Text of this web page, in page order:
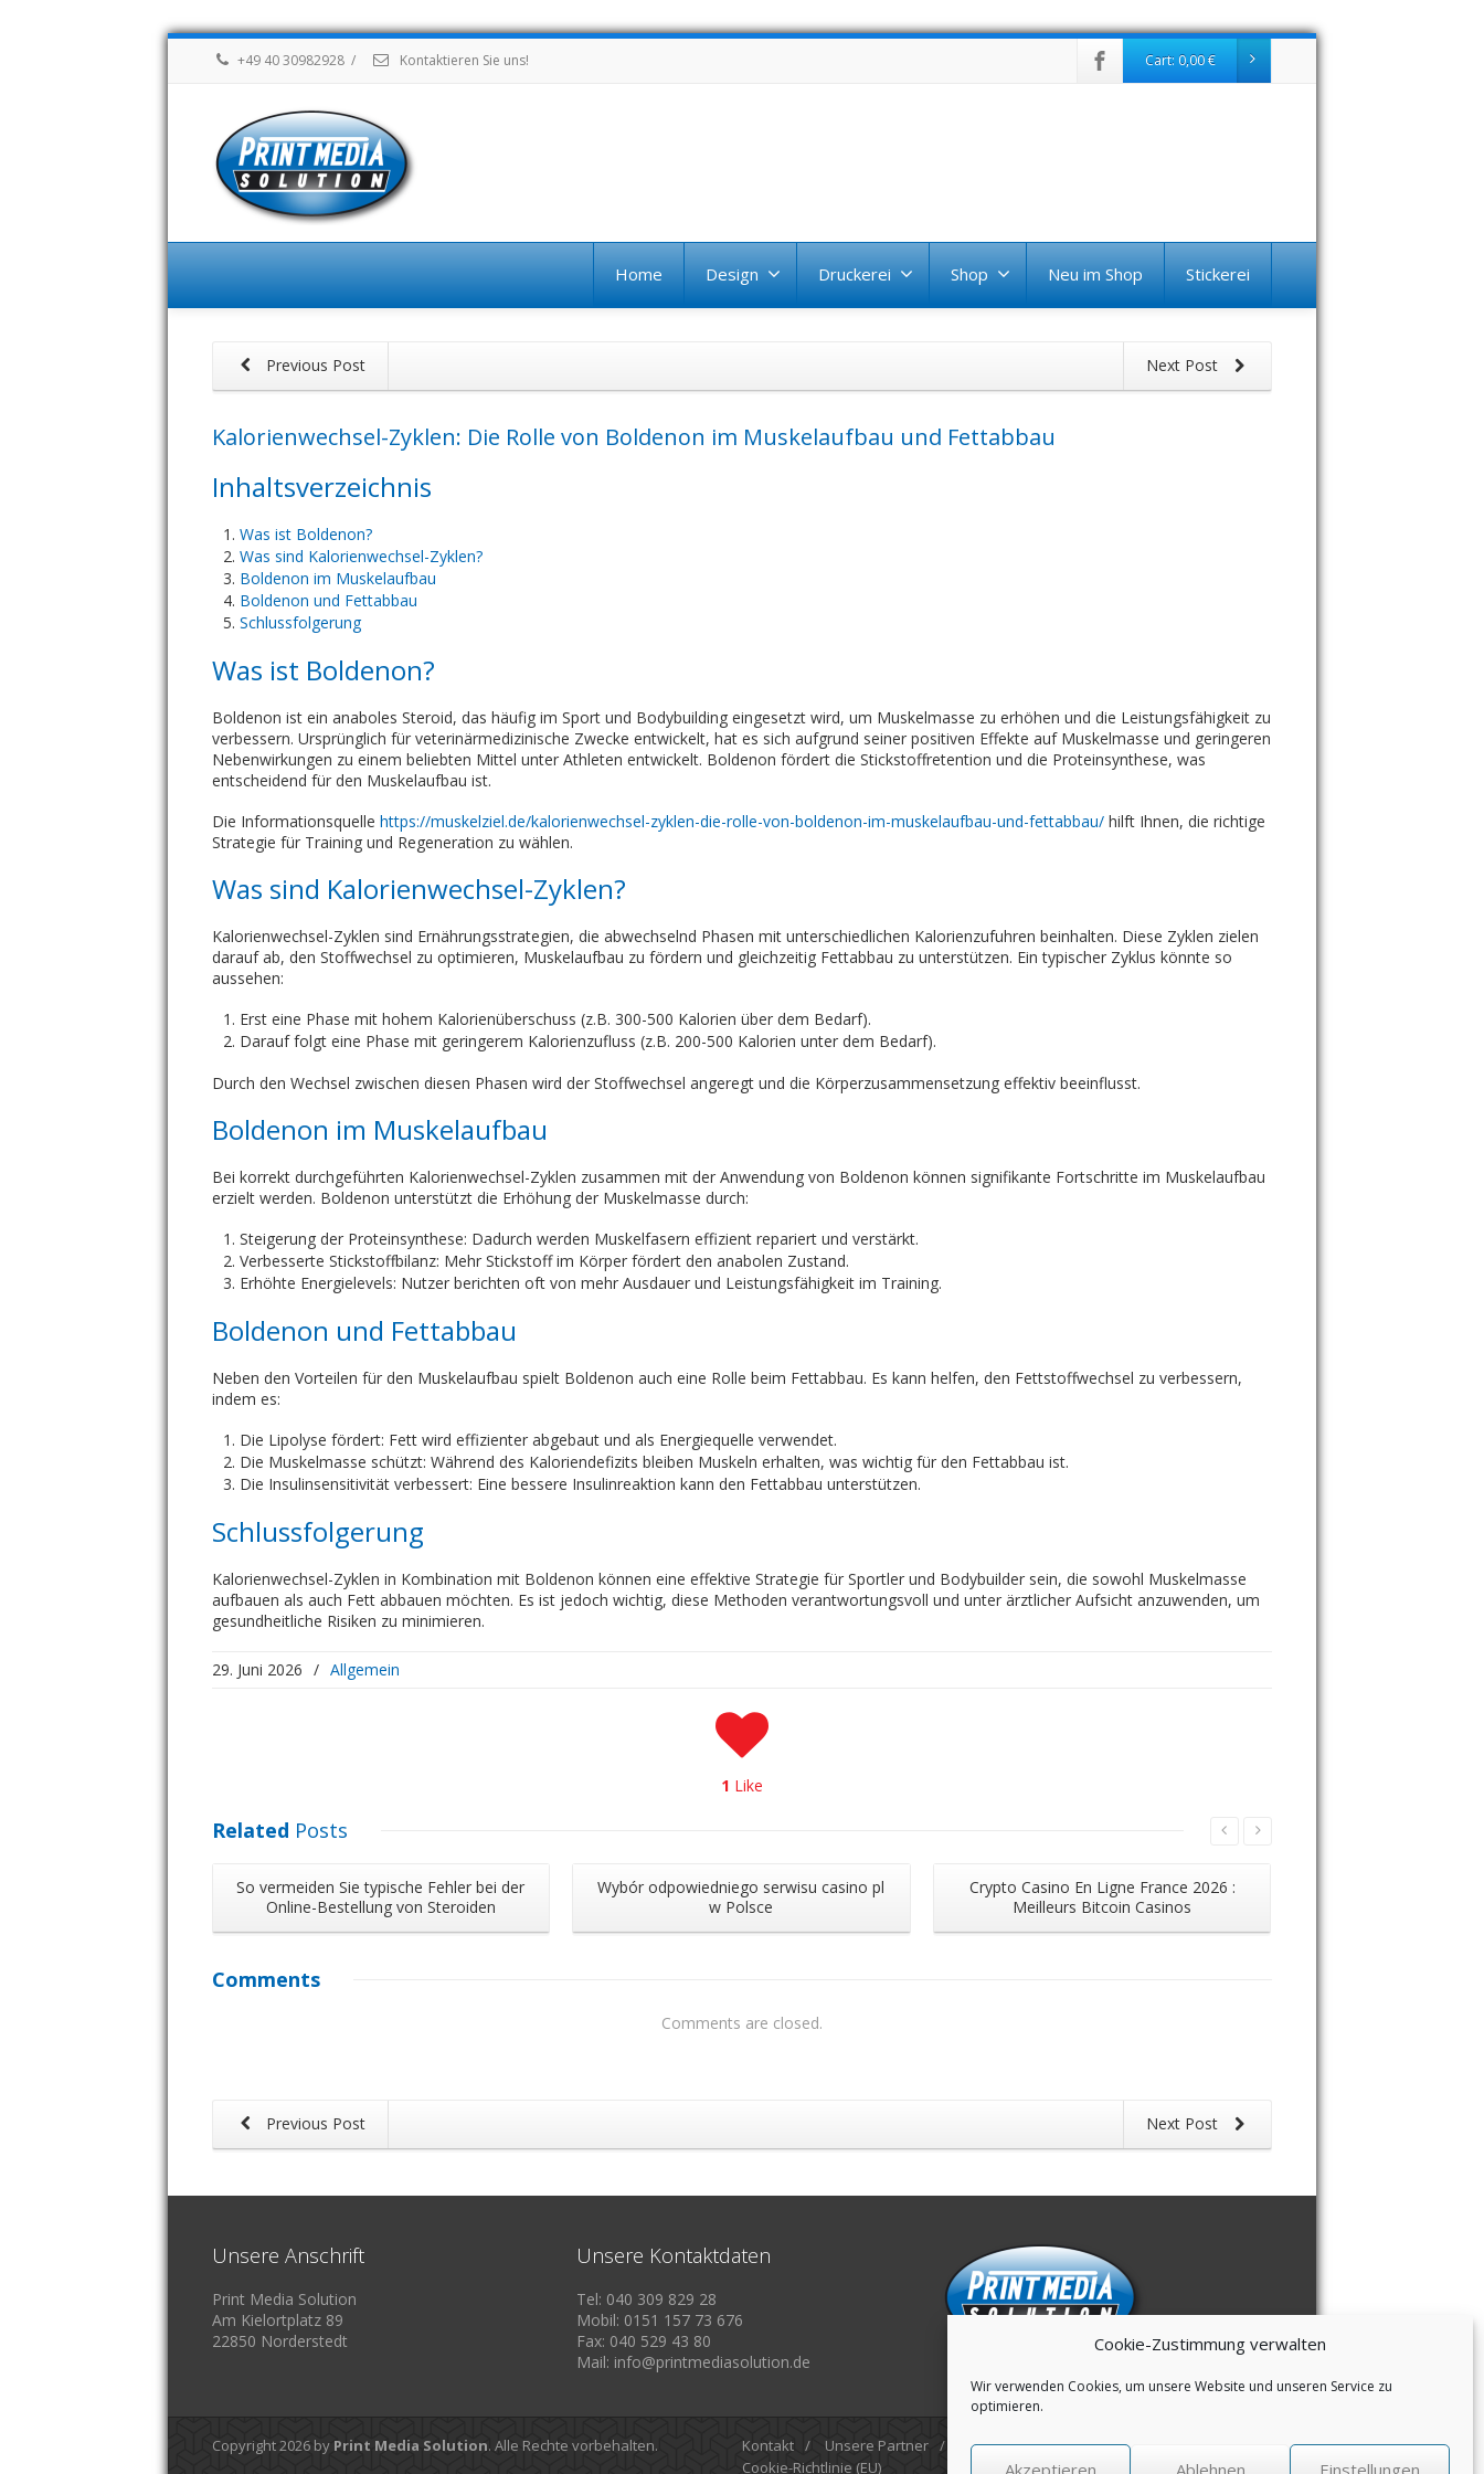
Cookie-Zustimmung verwalten
Wir verwenden Cookies, um unsere Website und unseren Service zu
optimieren.
Akzeptieren Ablehnen Einstellungen
+49 40 30982928 / Kontaktieren Sie uns! Cart: 0,00€
Home Design Druckerei Shop Neu im Shop Stickerei
Next Post
Previous Post
Kalorienwechsel-Zyklen: Die Rolle von Boldenon im Muskelaufbau und Fettabbau
Inhaltsverzeichnis
Was ist Boldenon?
Was sind Kalorienwechsel-Zyklen?
Boldenon im Muskelaufbau
Boldenon und Fettabbau
Schlussfolgerung
Was ist Boldenon?
Boldenon ist ein anaboles Steroid, das häufig im Sport und Bodybuilding eingesetzt wird, um Muskelmasse zu erhöhen und die Leistungsfähigkeit zu
verbessern. Ursprünglich für veterinärmedizinische Zwecke entwickelt, hat es sich aufgrund seiner positiven Effekte auf Muskelmasse und geringeren
Nebenwirkungen zu einem beliebten Mittel unter Athleten entwickelt. Boldenon fördert die Stickstoffretention und die Proteinsynthese, was
entscheidend für den Muskelaufbau ist.
Die Informationsquelle https://muskelziel.de/kalorienwechsel-zyklen-die-rolle-von-boldenon-im-muskelaufbau-und-fettabbau/ hilft Ihnen, die richtige
Strategie für Training und Regeneration zu wählen.
Was sind Kalorienwechsel-Zyklen?
Kalorienwechsel-Zyklen sind Ernährungsstrategien, die abwechselnd Phasen mit unterschiedlichen Kalorienzufuhren beinhalten. Diese Zyklen zielen
darauf ab, den Stoffwechsel zu optimieren, Muskelaufbau zu fördern und gleichzeitig Fettabbau zu unterstützen. Ein typischer Zyklus könnte so
aussehen:
Erst eine Phase mit hohem Kalorienüberschuss (z.B. 300-500 Kalorien über dem Bedarf).
Darauf folgt eine Phase mit geringerem Kalorienzufluss (z.B. 200-500 Kalorien unter dem Bedarf).
Durch den Wechsel zwischen diesen Phasen wird der Stoffwechsel angeregt und die Körperzusammensetzung effektiv beeinflusst.
Boldenon im Muskelaufbau
Bei korrekt durchgeführten Kalorienwechsel-Zyklen zusammen mit der Anwendung von Boldenon können signifikante Fortschritte im Muskelaufbau
erzielt werden. Boldenon unterstützt die Erhöhung der Muskelmasse durch:
Steigerung der Proteinsynthese: Dadurch werden Muskelfasern effizient repariert und verstärkt.
Verbesserte Stickstoffbilanz: Mehr Stickstoff im Körper fördert den anabolen Zustand.
Erhöhte Energielevels: Nutzer berichten oft von mehr Ausdauer und Leistungsfähigkeit im Training.
Boldenon und Fettabbau
Neben den Vorteilen für den Muskelaufbau spielt Boldenon auch eine Rolle beim Fettabbau. Es kann helfen, den Fettstoffwechsel zu verbessern,
indem es:
Die Lipolyse fördert: Fett wird effizienter abgebaut und als Energiequelle verwendet.
Die Muskelmasse schützt: Während des Kaloriendefizits bleiben Muskeln erhalten, was wichtig für den Fettabbau ist.
Die Insulinsensitivität verbessert: Eine bessere Insulinreaktion kann den Fettabbau unterstützen.
Schlussfolgerung
Kalorienwechsel-Zyklen in Kombination mit Boldenon können eine effektive Strategie für Sportler und Bodybuilder sein, die sowohl Muskelmasse
aufbauen als auch Fett abbauen möchten. Es ist jedoch wichtig, diese Methoden verantwortungsvoll und unter ärztlicher Aufsicht anzuwenden, um
gesundheitliche Risiken zu minimieren.
29. Juni 2026 / Allgemein
1 Like
Related Posts
So vermeiden Sie typische Fehler bei der
Online-Bestellung von Steroiden
Wybór odpowiedniego serwisu casino pl
w Polsce
Crypto Casino En Ligne France 2026 :
Meilleurs Bitcoin Casinos
Comments
Comments are closed.
Next Post
Previous Post
Unsere Anschrift
Print Media Solution
Am Kielortplatz 89
22850 Norderstedt
Unsere Kontaktdaten
Tel: 040 309 829 28
Mobil: 0151 157 73 676
Fax: 040 529 43 80
Mail: info@printmediasolution.de
Copyright 2026 by Print Media Solution. Alle Rechte vorbehalten. Kontakt / Unsere Partner / Impressum / Datenschutzerklärung
Cookie-Richtlinie (EU)